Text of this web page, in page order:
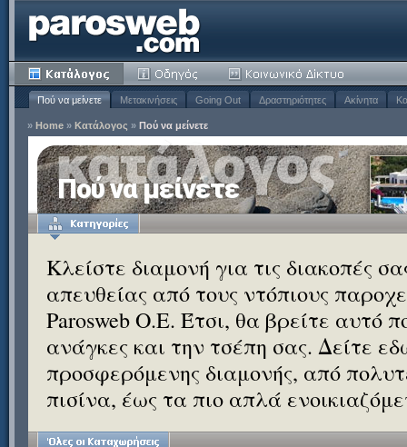
Πού να μείνετε Μετακινήσεις Going Out Δραστηριότητες Ακίνητα
» Home » Κατάλογος » Πού να μείνετε
Πού να μείνετε
Κλείστε διαμονή για τις διακοπές
απευθείας από τους ντόπιους
Parosweb Ο.Ε. Έτσι, θα βρείτε αυτό
ανάγκες και την τσέπη σας. Δείτε
προσφερόμενης διαμονής, από
πισίνα, έως τα πιο απλά